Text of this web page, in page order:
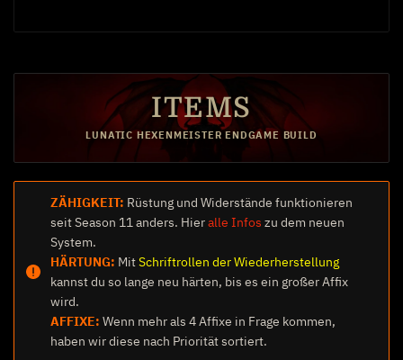
Kostenreduktion
Dauer
Boxsack
Finsteres Verlies
ITEMS
LUNATIC HEXENMEISTER ENDGAME BUILD
ZÄHIGKEIT: Rüstung und Widerstände funktionieren
seit Season 11 anders. Hieralle Infos zu dem neuen
System.
HÄRTUNG: MitSchriftrollen der Wiederherstellung
kannst du so lange neu härten, bis es ein großer Affix
wird.
AFFIXE: Wenn mehr als 4 Affixe in Frage kommen,
haben wir diese nach Priorität sortiert.